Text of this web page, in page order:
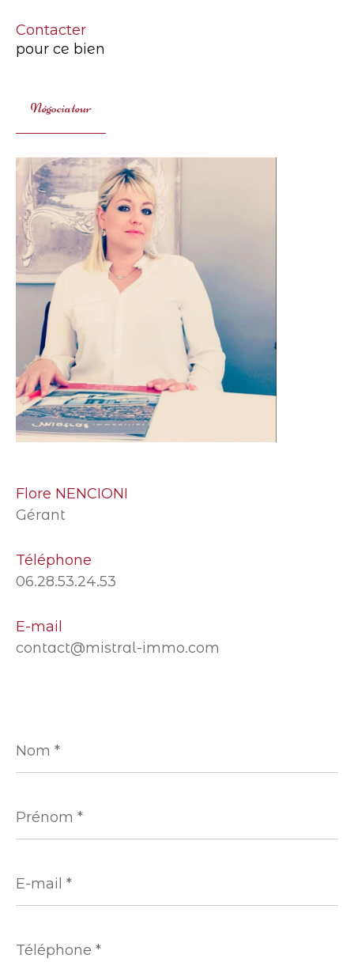
Contacter
pour ce bien
Négociateur
Flore NENCIONI
Gérant
Téléphone
06.28.53.24.53
E-mail
contact@mistral-immo.com
*
*
mail
*
*